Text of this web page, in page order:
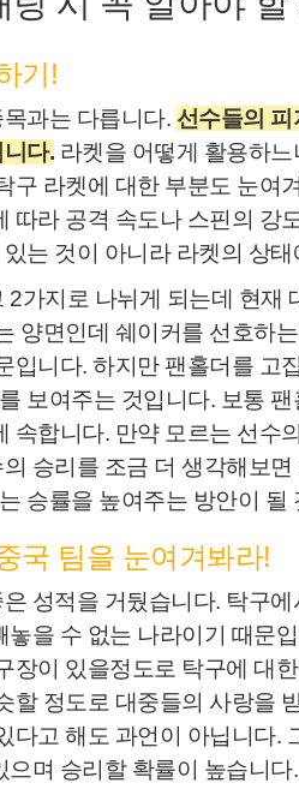
기!
과는 다릅니다. 선수들의
다. 라켓을 어떻게 활용하
구 라켓에 대한 부분도 눈여
따라 공격 속도나 스핀의 강
는 것이 아니라 라켓의 상
가지로 나뉘게 되는데 현재
양면인데 쉐이커를 선호하
입니다. 하지만 팬홀더를
보여주는 것입니다. 보통
속합니다. 만약 모르는 선수
승리를 조금 더 생각해보
승률을 높여주는 방안이 될
국 팀을 눈여겨봐라!
성적을 거뒀습니다. 탁구
을 수 없는 나라이기 때문
장이 있을정도로 탁구에 대
할 정도로 대중들의 사랑을
다고 해도 과언이 아닙니다.
며 승리할 확률이 높습니다.